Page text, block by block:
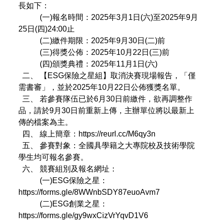
長如下：
(一)報名時間：2025年3月1日(六)至2025年9月
25日(四)24:00止
(二)繳件期限：2025年9月30日(二)前
(三)得獎公佈：2025年10月22日(三)前
(四)頒獎典禮：2025年11月1日(六)
二、 【ESG保險之星組】取消決賽現場報告，「僅
需書審」，並於2025年10月22日公佈獲獎名單。
三、 若參賽隊伍已於6月30日前繳件，欲再調整作
品，請於9月30日前重新上傳，主辦單位將以最新上
傳的檔案為主。
四、 線上簡章： https://reurl.cc/M6qy3n
五、 參賽對象：全國具學籍之大專院校及技術學院
學生均可報名參賽。
六、 競賽組別及報名網址：
(一)ESG保險之星：
https://forms.gle/8WWnbSDY87euoAvm7
(二)ESG創業之星：
https://forms.gle/gy9wxCizVrYqvD1V6